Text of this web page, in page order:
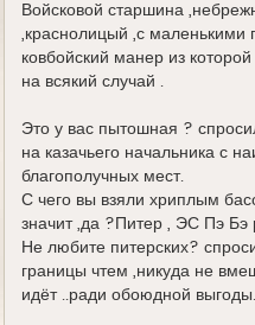
Войсковой старшина
,краснолицый ,с маленькими
ковбойский манер из
на всякий случай .
Это у вас пытошная ?
на казачьего начальника с
благополучных мест.
С чего вы взяли хриплым
значит ,да ?Питер , ЭС Пэ Бэ
Не любите питерских?
границы чтем ,никуда не
идёт ..ради обоюдной выгоды.